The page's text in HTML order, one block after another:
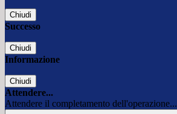
Chiudi
Successo
Chiudi
Informazione
Chiudi
Attendere...
Attendere il completamento dell'operazione...